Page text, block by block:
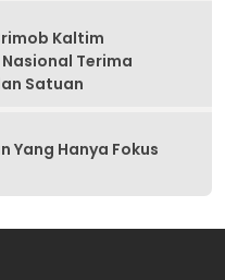
Kaltim
Terima
Satuan
Hanya Fokus